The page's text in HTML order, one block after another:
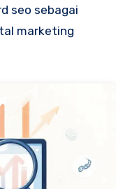
seo sebagai
marketing